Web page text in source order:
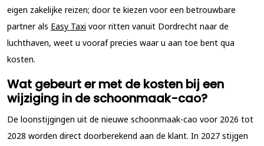
eigen zakelijke reizen; door te kiezen voor een betrouwbare
partner als Easy Taxi voor ritten vanuit Dordrecht naar de
luchthaven, weet u vooraf precies waar u aan toe bent qua
kosten.
Wat gebeurt er met de kosten bij een
wijziging in de schoonmaak-cao?
De loonstijgingen uit de nieuwe schoonmaak-cao voor 2026 tot
2028 worden direct doorberekend aan de klant. In 2027 stijgen